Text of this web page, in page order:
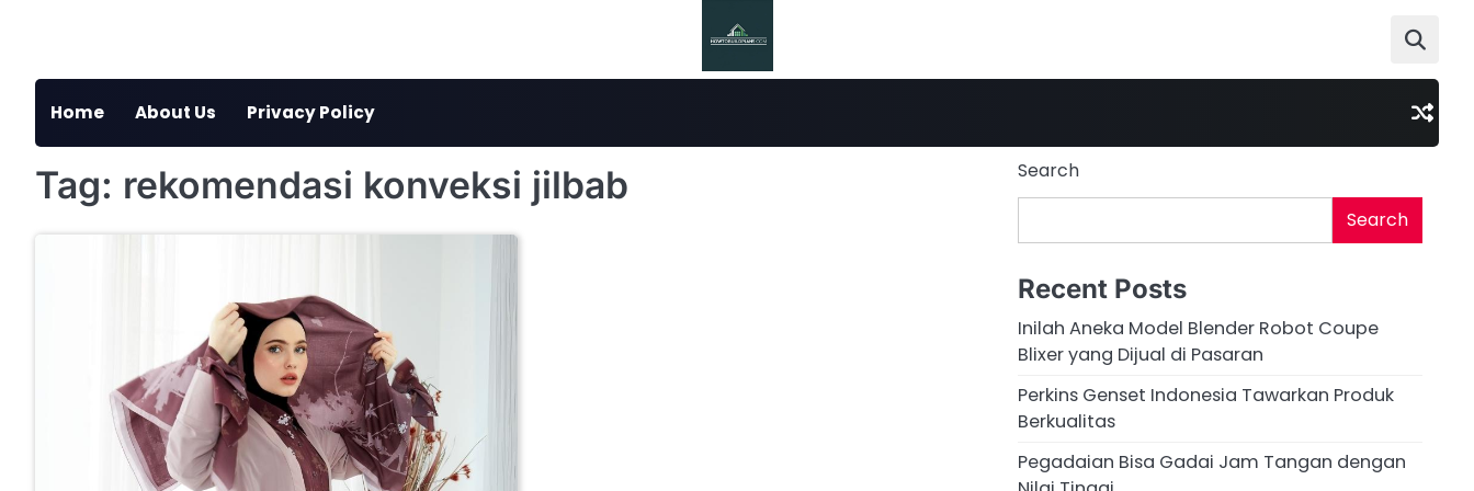
Home About Us Privacy Policy
Tag: rekomendasi konveksi jilbab
Search
Search
Recent Posts
Inilah Aneka Model Blender Robot Coupe
Blixer yang Dijual di Pasaran
Perkins Genset Indonesia Tawarkan Produk
Berkualitas
Pegadaian Bisa Gadai Jam Tangan dengan